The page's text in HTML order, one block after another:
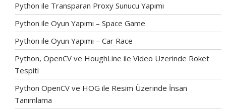
Python ile Transparan Proxy Sunucu Yapımı
Python ile Oyun Yapımı – Space Game
Python ile Oyun Yapımı – Car Race
Python, OpenCV ve HoughLine ile Video Üzerinde Roket
Tespiti
Python OpenCV ve HOG ile Resim Üzerinde İnsan
Tanımlama